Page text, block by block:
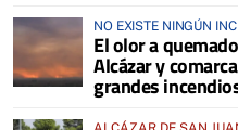
NO EXISTE NINGÚN
COMARCA
El olor a
Alcázar y
grandes